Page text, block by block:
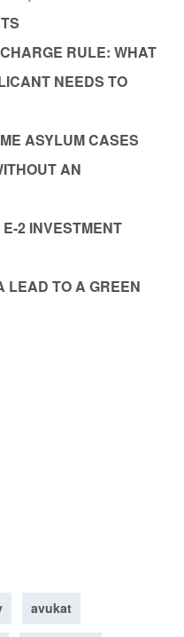
RULE: WHAT
NEEDS TO
ASYLUM CASES
AN
2 INVESTMENT
LEAD TO A GREEN
avukat